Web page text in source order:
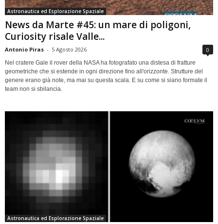
Astronautica ed Esplorazione Spaziale
News da Marte #45: un mare di poligoni,
Curiosity risale Valle...
Antonio Piras - 5 Agosto 2026 0
Nel cratere Gale il rover della NASA ha fotografato una distesa di fratture
geometriche che si estende in ogni direzione fino all'orizzonte. Strutture del
genere erano già note, ma mai su questa scala. E su come si siano formate il
team non si sbilancia.
Astronautica ed Esplorazione Spaziale